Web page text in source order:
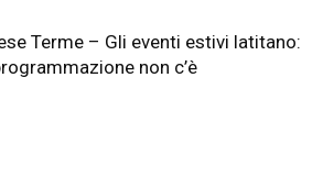
Terme – Gli eventi estivi latitano:
non c’è